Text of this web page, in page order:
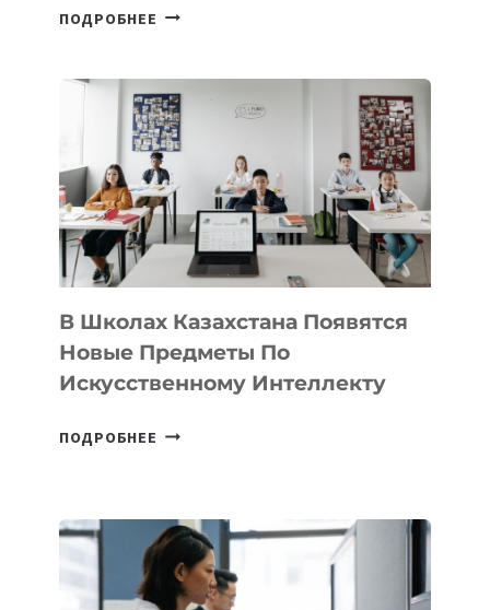
ПОДРОБНЕЕ ОТКРЫТ
DEAL
VELOCITY
BY
MOST
—
МЕЖДУНАРОДНУЮ
ПРОГРАММУ
ДЛЯ
ТЕХНОЛОГИЧЕСКИХ
В Школах Казахстана Появятся
Новые Предметы По
Искусственному Интеллекту
ПОДРОБНЕЕ В
НОВЫЕ
ПРЕДМЕТЫ
ПО